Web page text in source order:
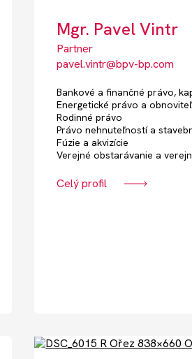
Mgr. Pavel Vintr
Partner
pavel.vintr@bpv-bp.com
Bankové a finančné právo,
Energetické právo a
Rodinné právo
Právo nehnuteľností a
Fúzie a akvizície
Verejné obstarávanie a
Celý profil